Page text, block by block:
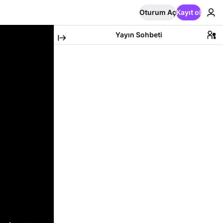
Oturum AçKayıt ol
Yayın Sohbeti